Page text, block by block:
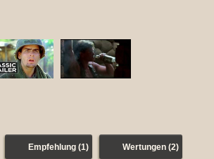
Empfehlung (1) Wertungen (2)